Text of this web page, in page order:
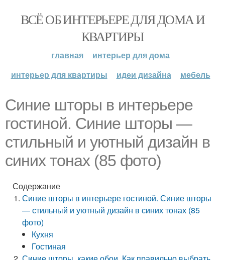
ВСЁ ОБ ИНТЕРЬЕРЕ ДЛЯ ДОМА И
КВАРТИРЫ
главная
интерьер для дома
интерьер для квартиры
идеи дизайна мебель
Синие шторы в интерьере
гостиной. Синие шторы —
стильный и уютный дизайн в
синих тонах (85 фото)
Содержание
Синие шторы в интерьере гостиной. Синие шторы
— стильный и уютный дизайн в синих тонах (85
фото)
Кухня
Гостиная